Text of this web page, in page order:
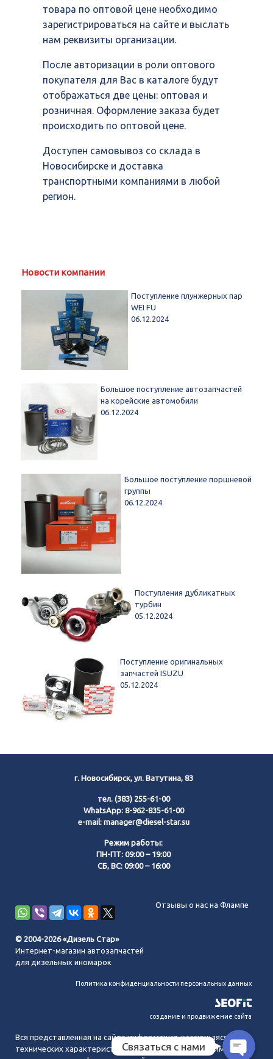
товара по оптовой цене необходимо
зарегистрироваться на сайте и выслать
нам реквизиты организации.
После авторизации в роли оптового
покупателя для Вас в каталоге будут
отображаться две цены: оптовая и
розничная. Оформление заказа будет
происходить по оптовой цене.
Доступен самовывоз со склада в
Новосибирске и доставка
транспортными компаниями в любой
регион.
Новости компании
Поступление плунжерных пар
WEI FU
06.12.2024
Большое поступление автозапчастей
на корейские автомобили
06.12.2024
Большое поступление поршневой
группы
06.12.2024
Поступления дубликатных
турбин
05.12.2024
Поступление оригинальных
запчастей ISUZU
05.12.2024
г. Новосибирск, ул. Ватутина, 83
тел. (383) 255-61-00
WhatsApp: 8-962-835-61-00
e-mail: manager@diesel-star.su
Режим работы:
ПН-ПТ: 09:00 – 19:00
СБ, ВС: 09:00 – 16:00
Отзывы о нас на Флампе
© 2004-2026 «Дизель Стар»
Интернет-магазин автозапчастей
для дизельных иномарок
Политика конфиденциальности персональных данных
создание и продвижение сайта
Вся представленная на сайте информация, касающаяся
технических характеристик, наличия на складе, стоимости
Связаться с нами